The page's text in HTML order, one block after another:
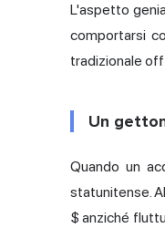
L'aspetto
comportarsi
tradizionale
Un
Quando un
statunitense.
$ anziché